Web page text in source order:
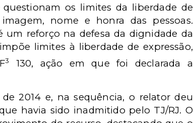
os limites da liberdade de
nome e honra das pessoas.
reforço na defesa da dignidade da
limites à liberdade de expressão,
3
130, ação em que foi declarada a
2014 e, na sequência, o relator deu
havia sido inadmitido pelo TJ/RJ. O